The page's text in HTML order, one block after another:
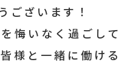
ございます！
悔いなく過ごして
様と一緒に働ける